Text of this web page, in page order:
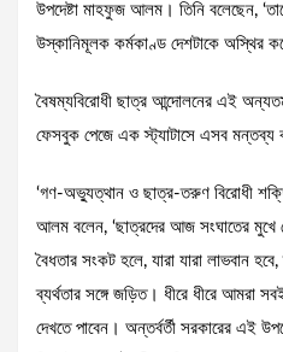
উপদেষ্টা মাহফুজ আলম। তিনি বলেছেন,
উস্কানিমূলক কর্মকাণ্ড দেশটাকে অস্থির
বৈষম্যবিরোধী ছাত্র আন্দোলনের এই
ফেসবুক পেজে এক স্ট্যাটাসে এসব মন্তব্য
‘গণ-অভ্যুত্থান ও ছাত্র-তরুণ বিরোধী
আলম বলেন, ‘ছাত্রদের আজ সংঘাতের মুখে
বৈধতার সংকট হলে, যারা যারা লাভবান
ব্যর্থতার সঙ্গে জড়িত। ধীরে ধীরে আমরা
দেখতে পাবেন। অন্তর্বর্তী সরকারের এই